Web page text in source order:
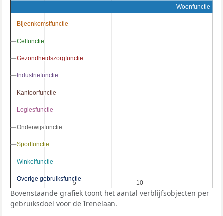
5
5 10
10
Woonfunctie
Bijeenkomstfunctie
Bijeenkomstfunctie
Celfunctie
Celfunctie
Gezondheidszorgfunctie
Gezondheidszorgfunctie
Industriefunctie
Industriefunctie
Kantoorfunctie
Kantoorfunctie
Logiesfunctie
Logiesfunctie
Onderwijsfunctie
Onderwijsfunctie
Sportfunctie
Sportfunctie
Winkelfunctie
Winkelfunctie
Overige gebruiksfunctie
Overige gebruiksfunctie
Bovenstaande grafiek toont het aantal verblijfsobjecten per
gebruiksdoel voor de Irenelaan.